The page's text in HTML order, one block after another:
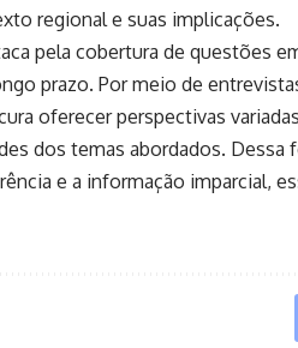
regional e suas implicações.
pela cobertura de questões
prazo. Por meio de
oferecer perspectivas
dos temas abordados. Dessa
e a informação imparcial,